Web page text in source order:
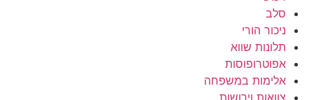
סלב
ניכור הורי
תלונות שווא
אפוטרופוסות
אלימות במשפחה
צוואות וירושות